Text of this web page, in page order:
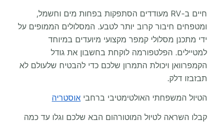
חיים ב-RV מעודדים הסתפקות בפחות מים וחשמל,
ומטפחים חיבור קרוב יותר לטבע. המסלולים הממופים על
ידי מתכנן מסלולי קמפר מקצועי מיועדים במיוחד
למטיילים. הפלטפורמה לוקחת בחשבון את גודל
הקמפרוואן ויכולת התמרון שלכם כדי להבטיח שלעולם לא
תבזבזו דלק.
הטיול המשפחתי האולטימטיבי ברחבי אוסטריה
קבלו השראה לטיול המוטורהום הבא שלכם וגלו עד כמה